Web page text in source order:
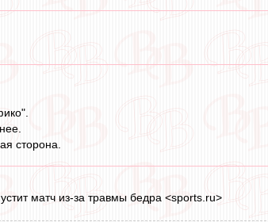
сторона.
матч из-за травмы бедра <sports.ru>